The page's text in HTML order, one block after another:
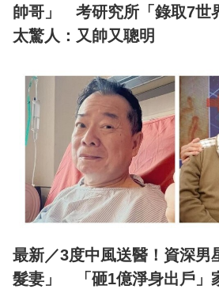
帥哥」 考研究所「錄取7世
太驚人：又帥又聰明
最新／3度中風送醫！資深男
髮妻」 「砸1億淨身出戶」